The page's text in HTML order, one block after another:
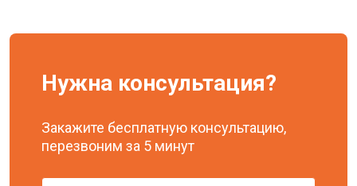
Нужна консультация?
Закажите бесплатную консультацию,
перезвоним за 5 минут